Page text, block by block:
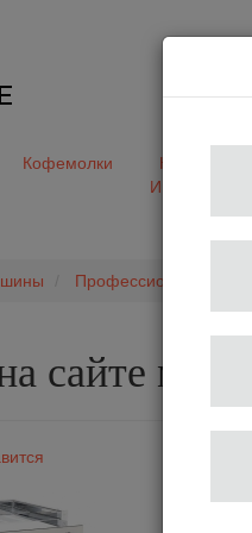
Кофемолки
Кофе&Чай
Ингредиенты
Профессиональные
сайте